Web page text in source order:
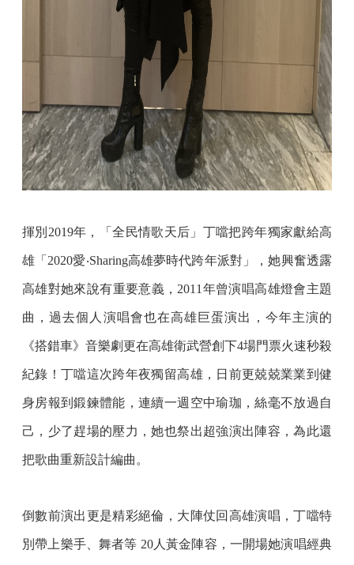
揮別2019年，「全民情歌天后」丁噹把跨年獨家獻給高
雄「2020愛‧Sharing高雄夢時代跨年派對」，她興奮透露
高雄對她來說有重要意義，2011年曾演唱高雄燈會主題
曲，過去個人演唱會也在高雄巨蛋演出，今年主演的
《搭錯車》音樂劇更在高雄衛武營創下4場門票火速秒殺
紀錄！丁噹這次跨年夜獨留高雄，日前更兢兢業業到健
身房報到鍛鍊體能，連續一週空中瑜珈，絲毫不放過自
己，少了趕場的壓力，她也祭出超強演出陣容，為此還
把歌曲重新設計編曲。
倒數前演出更是精彩絕倫，大陣仗回高雄演唱，丁噹特
別帶上樂手、舞者等 20人黃金陣容，一開場她演唱經典